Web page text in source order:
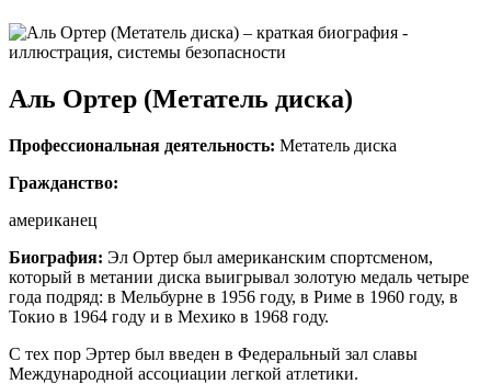
Аль Ортер (Метатель диска)
Профессиональная деятельность: Метатель диска
Гражданство:
американец
Биография: Эл Ортер был американским спортсменом,
который в метании диска выигрывал золотую медаль четыре
года подряд: в Мельбурне в 1956 году, в Риме в 1960 году, в
Токио в 1964 году и в Мехико в 1968 году.
С тех пор Эртер был введен в Федеральный зал славы
Международной ассоциации легкой атлетики.